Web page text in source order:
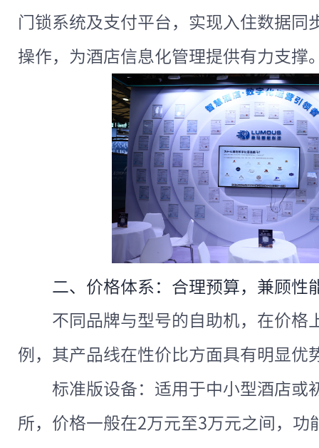
门锁系统及支付平台，实现入住数据同
操作，为酒店信息化管理提供有力支撑
二、价格体系：合理预算，兼顾性
不同品牌与型号的自助机，在价格
例，其产品线在性价比方面具有明显优
标准版设备：适用于中小型酒店或
所，价格一般在2万元至3万元之间，功